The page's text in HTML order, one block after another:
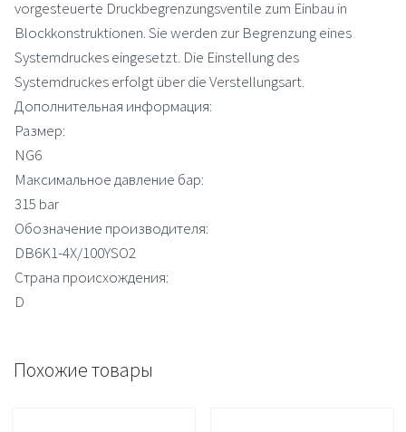
vorgesteuerte Druckbegrenzungsventile zum Einbau in
Blockkonstruktionen. Sie werden zur Begrenzung eines
Systemdruckes eingesetzt. Die Einstellung des
Systemdruckes erfolgt über die Verstellungsart.
Дополнительная информация:
Размер:
NG6
Максимальное давление бар:
315 bar
Обозначение производителя:
DB6K1-4X/100YSO2
Страна происхождения:
D
Похожие товары